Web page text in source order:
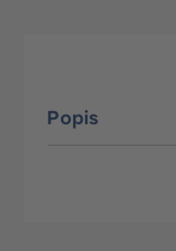
Popis